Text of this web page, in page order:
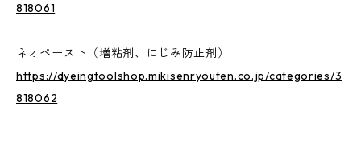
818061
ネオペースト（増粘剤、にじみ防止剤）
https://dyeingtoolshop.mikisenryouten.co.jp/categories/3
818062